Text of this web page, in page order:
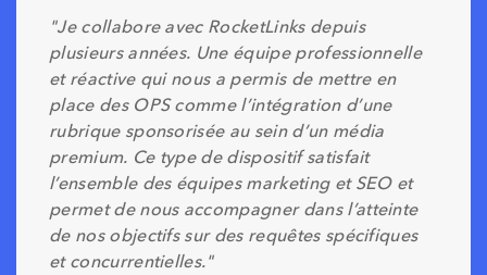
"Je collabore avec RocketLinks depuis
plusieurs années. Une équipe professionnelle
et réactive qui nous a permis de mettre en
place des OPS comme l’intégration d’une
rubrique sponsorisée au sein d’un média
premium. Ce type de dispositif satisfait
l’ensemble des équipes marketing et SEO et
permet de nous accompagner dans l’atteinte
de nos objectifs sur des requêtes spécifiques
et concurrentielles."